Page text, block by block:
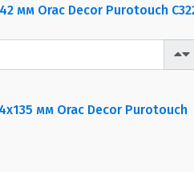
мм Orac Decor Purotouch